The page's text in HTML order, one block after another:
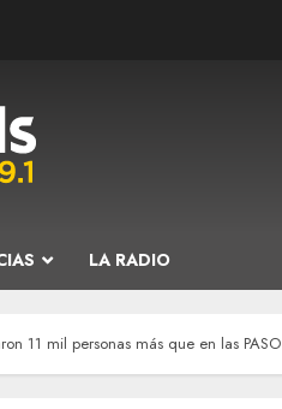
LA RADIO
11 mil personas más que en las PASO